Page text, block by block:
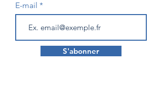
E-mail
S'abonner